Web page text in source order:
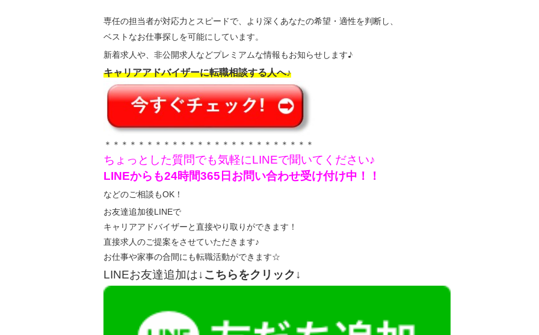
専任の担当者が対応力とスピードで、より深くあなたの希望・適性を判断し、
ベストなお仕事探しを可能にしています。
新着求人や、非公開求人などプレミアムな情報もお知らせします♪
キャリアアドバイザーに転職相談する人へ♪
＊＊＊＊＊＊＊＊＊＊＊＊＊＊＊＊＊＊＊＊＊＊＊＊＊
ちょっとした質問でも気軽にLINEで聞いてください♪
LINEからも24時間365日お問い合わせ受け付け中！！
などのご相談もOK！
お友達追加後LINEで
キャリアアドバイザーと直接やり取りができます！
直接求人のご提案をさせていただきます♪
お仕事や家事の合間にも転職活動ができます☆
LINEお友達追加は↓こちらをクリック↓